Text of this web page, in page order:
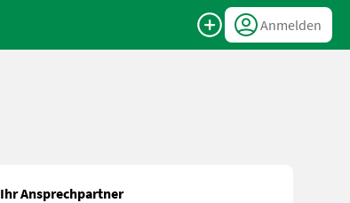
Anmelden
Ihr Ansprechpartner